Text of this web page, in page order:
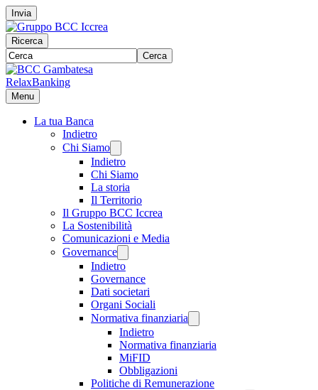
Invia
Ricerca
Cerca
RelaxBanking
Menu
La tua Banca
Indietro
Chi Siamo
Indietro
Chi Siamo
La storia
Il Territorio
Il Gruppo BCC Iccrea
La Sostenibilità
Comunicazioni e Media
Governance
Indietro
Governance
Dati societari
Organi Sociali
Normativa finanziaria
Indietro
Normativa finanziaria
MiFID
Obbligazioni
Politiche di Remunerazione